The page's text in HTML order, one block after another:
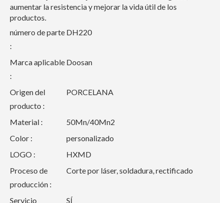
aumentar la resistencia y mejorar la vida útil de los
productos.
número de parte
:
DH220
Marca aplicable
:
Doosan
Origen del
producto :
PORCELANA
Material :
50Mn/40Mn2
Color :
personalizado
LOGO :
HXMD
Proceso de
producción :
Corte por láser, soldadura, rectificado
Servicio
SÍ